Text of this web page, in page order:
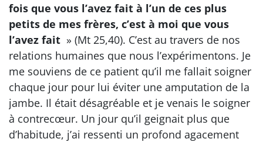
fois que vous l’avez fait à l’un de ces plus
petits de mes frères, c’est à moi que vous
l’avez fait » (Mt 25,40). C’est au travers de nos
relations humaines que nous l’expérimentons. Je
me souviens de ce patient qu’il me fallait soigner
chaque jour pour lui éviter une amputation de la
jambe. Il était désagréable et je venais le soigner
à contrecœur. Un jour qu’il geignait plus que
d’habitude, j’ai ressenti un profond agacement